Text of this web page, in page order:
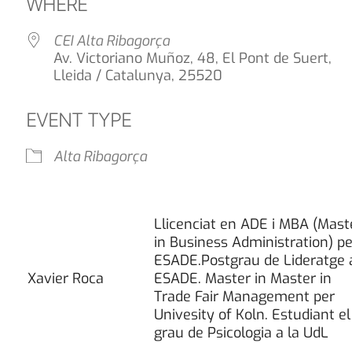
CEI Alta Ribagorça
Av. Victoriano Muñoz, 48, El Pont de Suert,
Lleida / Catalunya, 25520
EVENT TYPE
Alta Ribagorça
Xavier Roca
Llicenciat en ADE i MBA
in Business Administration)
ESADE.Postgrau de Lideratge
ESADE. Master in Master in
Trade Fair Management per
Univesity of Koln. Estudiant el
grau de Psicologia a la UdL